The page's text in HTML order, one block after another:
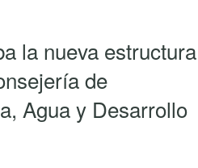
la nueva estructura
de
Agua y Desarrollo